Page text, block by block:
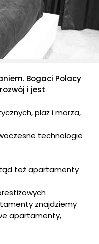
Bogaci Polacy
i jest
plaż i morza,
technologie
też apartamenty
znajdziemy
apartamenty,